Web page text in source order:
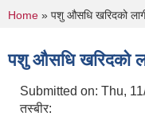
You are here
Home » पशु ‌औसधि खरिदको
पशु ‌औसधि खरिदको
Submitted on: Thu,
तस्बीर: